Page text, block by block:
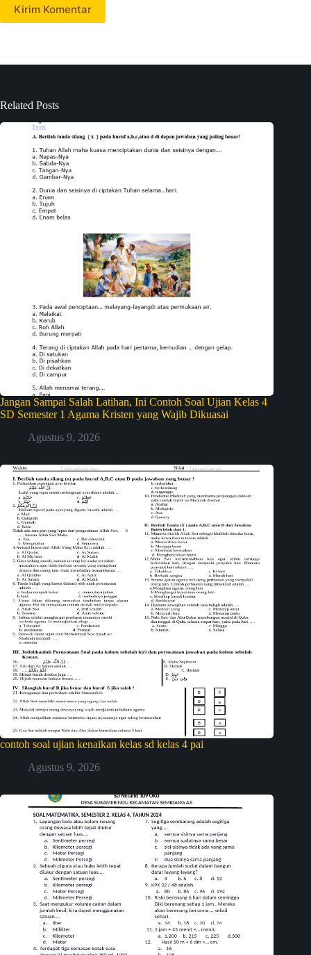
Kirim Komentar
Related Posts
Jangan Sampai Salah Latihan, Ini Contoh Soal Ujian Kelas 4
SD Semester 1 Agama Kristen yang Wajib Dikuasai
Agustus 9, 2026
contoh soal ujian kenaikan kelas sd kelas 4 pai
Agustus 9, 2026